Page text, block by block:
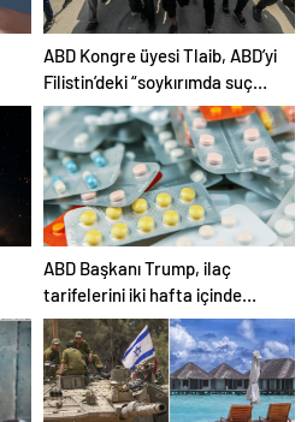
ABD Kongre üyesi Tlaib, ABD’yi
Filistin’deki “soykırımda suç
ortağı” olmakla itham etti
ABD Başkanı Trump, ilaç
tarifelerini iki hafta içinde
açıklayacağını söyledi